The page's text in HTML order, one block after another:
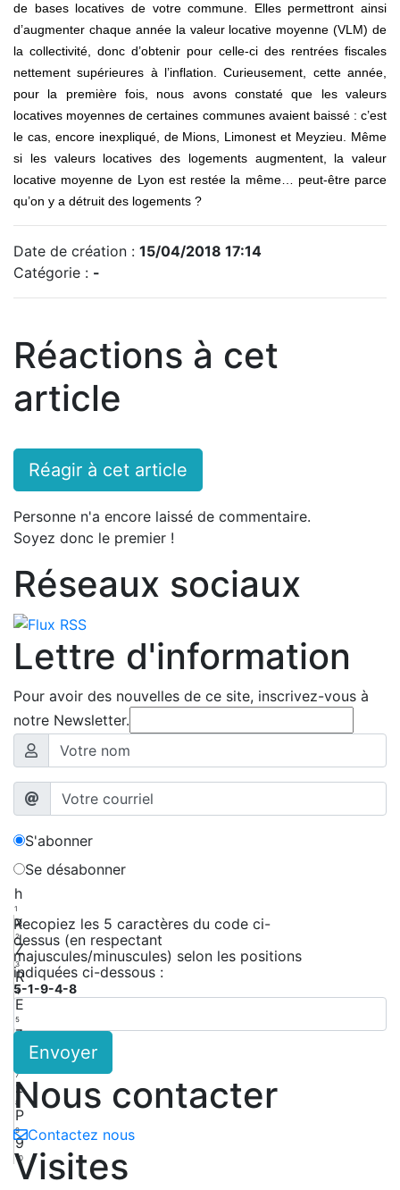
de bases locatives de votre commune. Elles permettront ainsi
d’augmenter chaque année la valeur locative moyenne (VLM) de
la collectivité, donc d’obtenir pour celle-ci des rentrées fiscales
nettement supérieures à l’inflation. Curieusement, cette année,
pour la première fois, nous avons constaté que les valeurs
locatives moyennes de certaines communes avaient baissé : c’est
le cas, encore inexpliqué, de Mions, Limonest et Meyzieu. Même
si les valeurs locatives des logements augmentent, la valeur
locative moyenne de Lyon est restée la même… peut-être parce
qu’on y a détruit des logements ?
Date de création : 15/04/2018 17:14
Catégorie : -
Réactions à cet
article
Réagir à cet article
Personne n'a encore laissé de commentaire.
Soyez donc le premier !
Réseaux sociaux
Lettre d'information
Pour avoir des nouvelles de ce site, inscrivez-vous à
notre Newsletter.
S'abonner
Se désabonner
h
1
x
2
Z
3
R
4
E
5
z
7
z
8
P
9
9
10
Recopiez les 5 caractères du code ci-
dessus (en respectant
majuscules/minuscules) selon les positions
indiquées ci-dessous :
5-1-9-4-8
Envoyer
Nous contacter
Contactez nous
Visites